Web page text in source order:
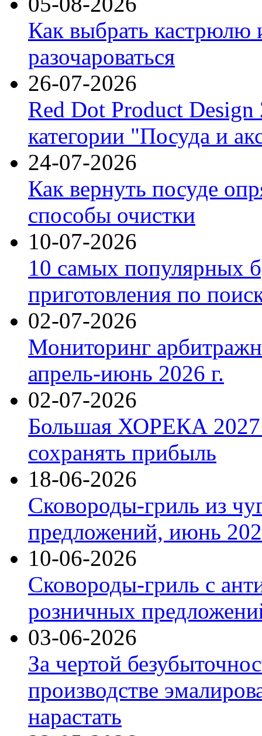
Как выбрать кастрюлю
разочароваться
26-07-2026
Red Dot Product Design
категории "Посуда и
24-07-2026
Как вернуть посуде
способы очистки
10-07-2026
10 самых популярных
приготовления по
02-07-2026
Мониторинг
апрель-июнь 2026 г.
02-07-2026
Большая ХОРЕКА 2027:
сохранять прибыль
18-06-2026
Сковороды-гриль из
предложений, июнь
10-06-2026
Сковороды-гриль с
розничных
03-06-2026
За чертой
производстве
нарастать